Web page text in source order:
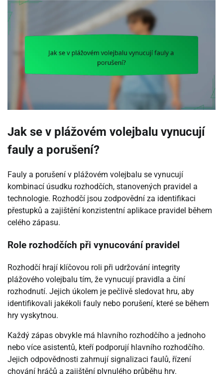
Jak se v plážovém volejbalu vynucují
fauly a porušení?
Fauly a porušení v plážovém volejbalu se vynucují
kombinací úsudku rozhodčích, stanovených pravidel a
technologie. Rozhodčí jsou zodpovědní za identifikaci
přestupků a zajištění konzistentní aplikace pravidel během
celého zápasu.
Role rozhodčích při vynucování pravidel
Rozhodčí hrají klíčovou roli při udržování integrity
plážového volejbalu tím, že vynucují pravidla a činí
rozhodnutí. Jejich úkolem je pečlivě sledovat hru, aby
identifikovali jakékoli fauly nebo porušení, které se během
hry vyskytnou.
Každý zápas obvykle má hlavního rozhodčího a jednoho
nebo více asistentů, kteří podporují hlavního rozhodčího.
Jejich odpovědnosti zahrnují signalizaci faulů, řízení
chování hráčů a zajištění plynulého průběhu hry.